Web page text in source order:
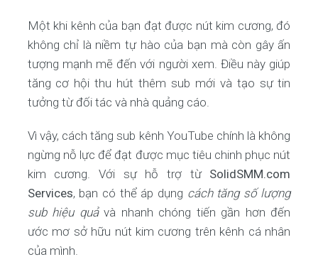
Một khi kênh của bạn đạt được nút kim cương, đó
không chỉ là niềm tự hào của bạn mà còn gây ấn
tượng mạnh mẽ đến với người xem. Điều này giúp
tăng cơ hội thu hút thêm sub mới và tạo sự tin
tưởng từ đối tác và nhà quảng cáo.
Vì vậy, cách tăng sub kênh YouTube chính là không
ngừng nỗ lực để đạt được mục tiêu chinh phục nút
kim cương. Với sự hỗ trợ từ SolidSMM.com
Services, bạn có thể áp dụng cách tăng số lượng
sub hiệu quảvà nhanh chóng tiến gần hơn đến
ước mơ sở hữu nút kim cương trên kênh cá nhân
của mình.